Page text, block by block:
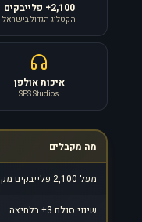
2,100+ פלייבקים
הקטלוג הגדול בישראל
איכות אולפן
SPS Studios
מה מקבלים
מעל 2,100 פלייבקים מקצועיים
שינוי סולם ±3 בלחיצה